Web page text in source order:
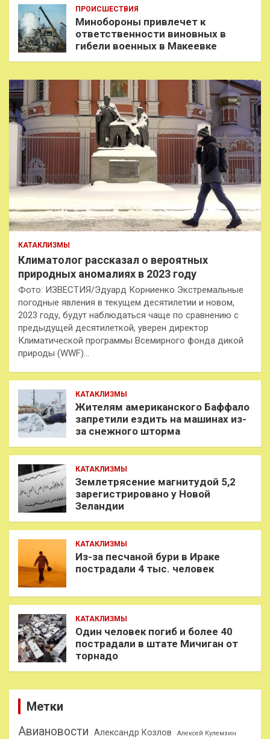
ПРОИСШЕСТВИЯ
Минобороны привлечет к
ответственности виновных в
гибели военных в Макеевке
КАТАКЛИЗМЫ
Климатолог рассказал о вероятных
природных аномалиях в 2023 году
Фото: ИЗВЕСТИЯ/Эдуард Корниенко Экстремальные
погодные явления в текущем десятилетии и новом,
2023 году, будут наблюдаться чаще по сравнению с
предыдущей десятилеткой, уверен директор
Климатической программы Всемирного фонда дикой
природы (WWF)…
КАТАКЛИЗМЫ
Жителям американского Баффало
запретили ездить на машинах из-
за снежного шторма
КАТАКЛИЗМЫ
Землетрясение магнитудой 5,2
зарегистрировано у Новой
Зеландии
КАТАКЛИЗМЫ
Из-за песчаной бури в Ираке
пострадали 4 тыс. человек
КАТАКЛИЗМЫ
Один человек погиб и более 40
пострадали в штате Мичиган от
торнадо
Метки
Авиановости Александр Козлов
Алексей Кулемзин